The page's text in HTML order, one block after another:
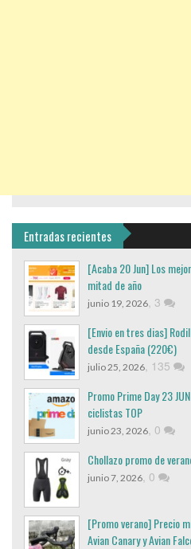
Entradas recientes
[Acaba 20 Jun] Los
mitad de año
junio 19, 2026, 3
[Envio en tres dias]
desde España (220€)
julio 25, 2026, 135
Promo Prime Day 23
ciclistas TOP
junio 23, 2026, 0
Chollazo promo de
junio 7, 2026, 0
[Promo verano] Precio
Avian Canary y Avian